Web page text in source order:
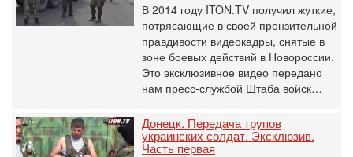
В 2014 году ITON.TV получил жуткие,
потрясающие в своей пронзительной
правдивости видеокадры, снятые в
зоне боевых действий в Новороссии.
Это эксклюзивное видео передано
нам пресс-службой Штаба войск…
Донецк. Передача трупов
украинских солдат. Эксклюзив.
Часть первая